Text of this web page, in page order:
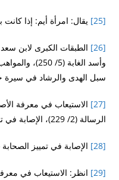
[25] يقال: امرأة أيم: إذا كانت
[26]
سبل الهدى والرشاد في سيرة خير
[27]
الرسالة (2/ 229)، الإصابة في تمييز الصحابة (8/ 87).
[28] الإصابة في تمييز الصحابة (8/
[29]